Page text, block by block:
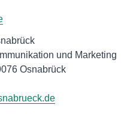
und Marketing
Osnabrück